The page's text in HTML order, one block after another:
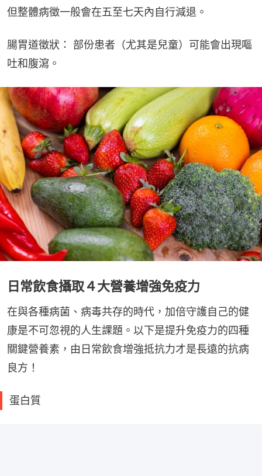
但整體病徵一般會在五至七天內自行減退。
腸胃道徵狀： 部份患者（尤其是兒童）可能會出現嘔
吐和腹瀉。
日常飲食攝取４大營養增強免疫力
在與各種病菌、病毒共存的時代，加倍守護自己的健
康是不可忽視的人生課題。以下是提升免疫力的四種
關鍵營養素，由日常飲食增強抵抗力才是長遠的抗病
良方！
蛋白質